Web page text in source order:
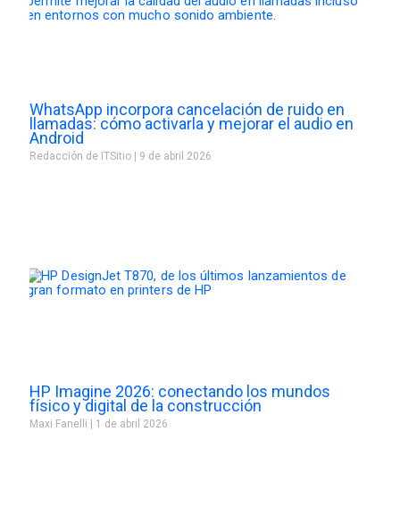
WhatsApp incorpora cancelación de ruido en
llamadas: cómo activarla y mejorar el audio en
Android
Redacción de ITSitio 9 de abril 2026
HP Imagine 2026: conectando los mundos
físico y digital de la construcción
Maxi Fanelli 1 de abril 2026